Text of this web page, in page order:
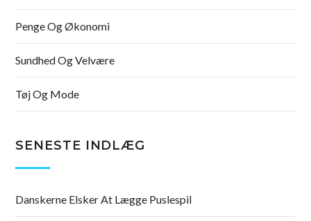
Penge Og Økonomi
Sundhed Og Velvære
Tøj Og Mode
SENESTE INDLÆG
Danskerne Elsker At Lægge Puslespil